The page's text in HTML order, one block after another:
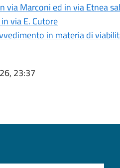
via Marconi ed in via Etnea
via E. Cutore
in materia di
23:37